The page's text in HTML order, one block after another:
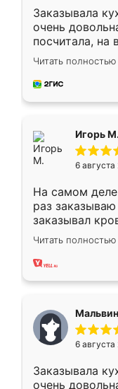
Заказывала
очень
посчитала, на
Замерщик
делу со всей
за день,
Читать полностью
Игорь М.
6 августа
На самом
раз
заказывал
ребёнка при
заказал
хорошее
меньше, здесь
Мне нравится
мебели буду
Читать полностью
6 августа
Заказывала
очень